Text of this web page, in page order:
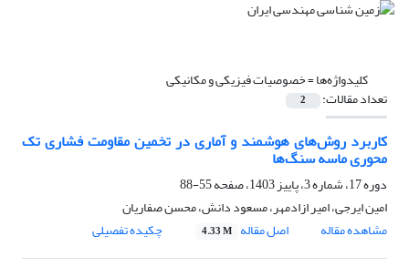
کلیدواژه‌ها =خصوصیات فیزیکی و مکانیکی
تعداد مقالات: 2
کاربرد روش‌های هوشمند و آماری در تخمین مقاومت فشاری تک
محوری ماسه سنگ‌ها
دوره 17، شماره 3، پاییز 1403، صفحه
55-88
امین ایرجی، امیر ازادمهر، مسعود دانش، محسن صفاریان
مشاهده مقاله
اصل مقاله 4.33 M چکیده تفصیلی